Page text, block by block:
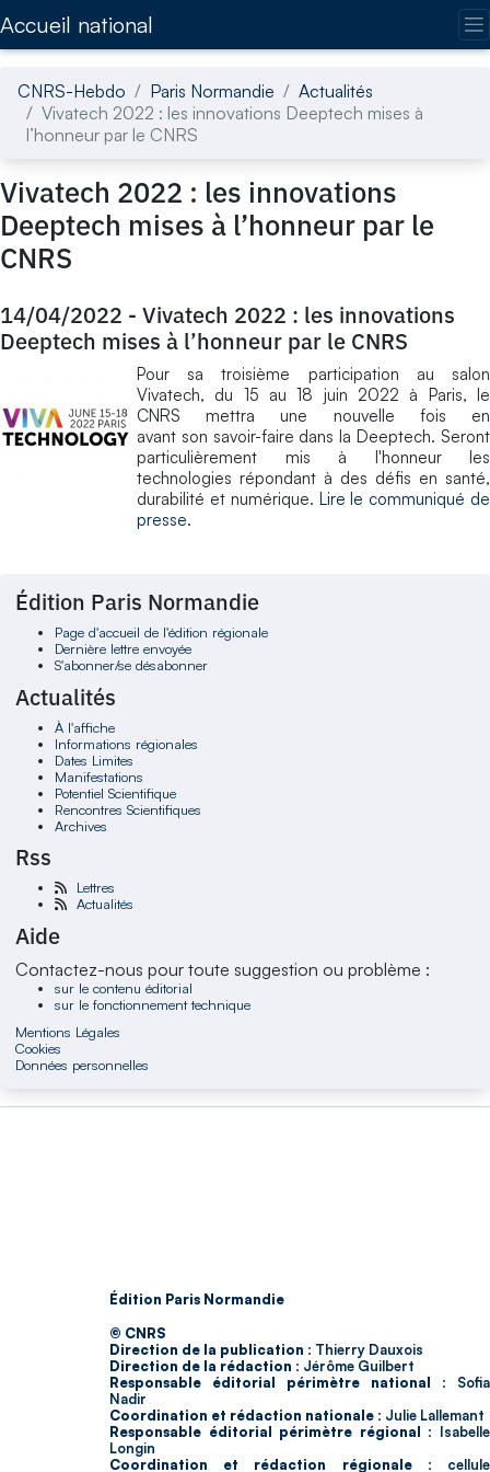
Accueil national
CNRS-Hebdo Paris Normandie
Actualités
Vivatech 2022 : les innovations Deeptech mises à
l’honneur par le CNRS
Vivatech 2022 : les innovations
Deeptech mises à l’honneur par le
CNRS
14/04/2022 - Vivatech 2022 : les innovations
Deeptech mises à l’honneur par le CNRS
Pour sa troisième participation au salon
Vivatech, du 15 au 18 juin 2022 à Paris, le
CNRS mettra une nouvelle fois en
avant son savoir-faire dans la Deeptech. Seront
particulièrement mis à l'honneur les
technologies répondant à des défis en santé,
durabilité et numérique. Lire le communiqué de
presse.
Édition Paris Normandie
Page d'accueil de l'édition régionale
Dernière lettre envoyée
S'abonner/se désabonner
Actualités
À l'affiche
Informations régionales
Dates Limites
Manifestations
Potentiel Scientifique
Rencontres Scientifiques
Archives
Rss
Lettres
Actualités
Aide
Contactez-nous pour toute suggestion ou problème :
sur le contenu éditorial
sur le fonctionnement technique
Mentions Légales
Cookies
Données personnelles
Édition Paris Normandie
© CNRS
Direction de la publication : Thierry Dauxois
Direction de la rédaction : Jérôme Guilbert
Responsable éditorial périmètre national : Sofia
Nadir
Coordination et rédaction nationale : Julie Lallemant
Responsable éditorial périmètre régional : Isabelle
Longin
Coordination et rédaction régionale : cellule